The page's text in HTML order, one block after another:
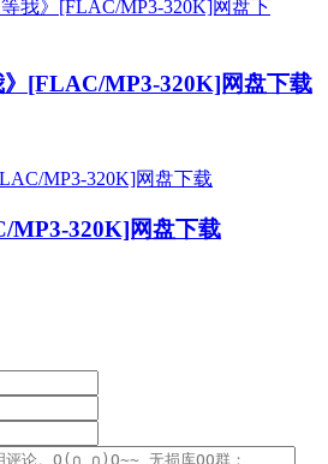
[FLAC/MP3-320K]网盘下载
MP3-320K]网盘下载